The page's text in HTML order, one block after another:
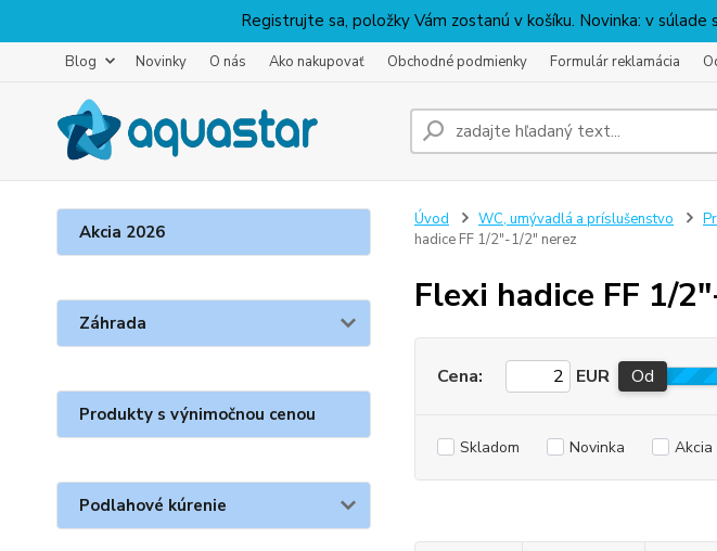
Registrujte sa, položky Vám zostanú v košíku. Novinka: v
Blog Novinky O nás Ako nakupovať Obchodné podmienky Formulár reklamácia
Akcia 2026
Záhrada
Produkty s výnimočnou cenou
Podlahové kúrenie
Úvod WC, umývadlá a príslušenstvo
hadice FF 1/2"-1/2" nerez
Flexi hadice FF 1/
Cena: EUR Od
Skladom Novinka Akcia